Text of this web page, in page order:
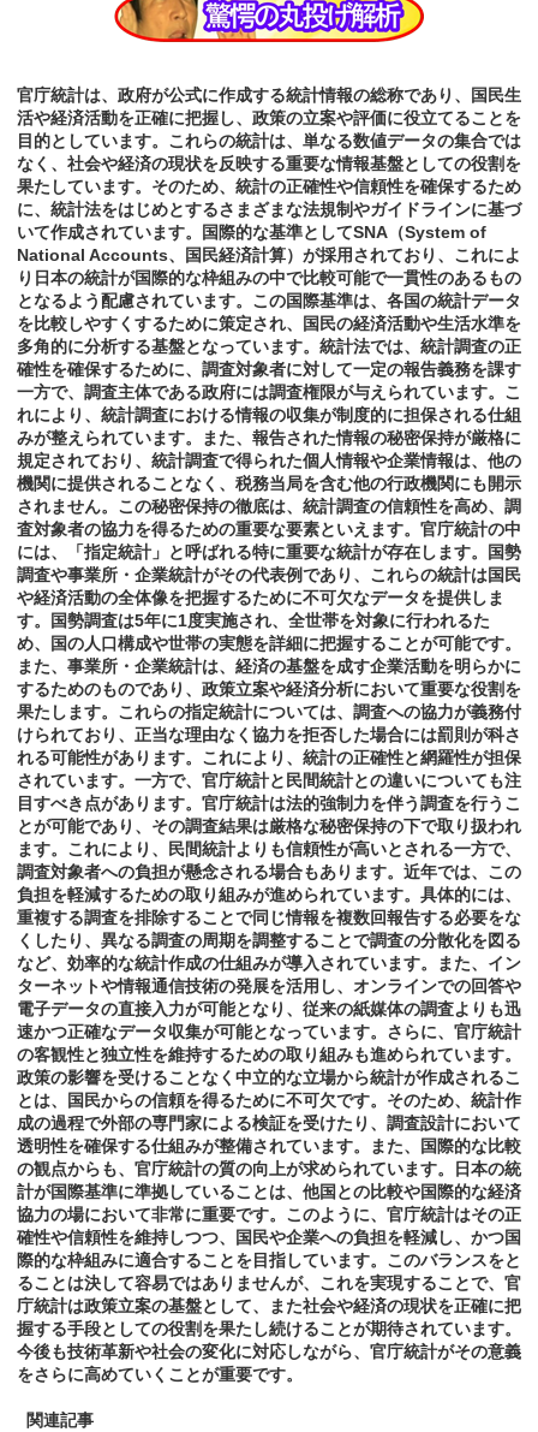
官庁統計は、政府が公式に作成する統計情報の総称であり、国民生
活や経済活動を正確に把握し、政策の立案や評価に役立てることを
目的としています。これらの統計は、単なる数値データの集合では
なく、社会や経済の現状を反映する重要な情報基盤としての役割を
果たしています。そのため、統計の正確性や信頼性を確保するため
に、統計法をはじめとするさまざまな法規制やガイドラインに基づ
いて作成されています。国際的な基準としてSNA（System of
National Accounts、国民経済計算）が採用されており、これによ
り日本の統計が国際的な枠組みの中で比較可能で一貫性のあるもの
となるよう配慮されています。この国際基準は、各国の統計データ
を比較しやすくするために策定され、国民の経済活動や生活水準を
多角的に分析する基盤となっています。統計法では、統計調査の正
確性を確保するために、調査対象者に対して一定の報告義務を課す
一方で、調査主体である政府には調査権限が与えられています。こ
れにより、統計調査における情報の収集が制度的に担保される仕組
みが整えられています。また、報告された情報の秘密保持が厳格に
規定されており、統計調査で得られた個人情報や企業情報は、他の
機関に提供されることなく、税務当局を含む他の行政機関にも開示
されません。この秘密保持の徹底は、統計調査の信頼性を高め、調
査対象者の協力を得るための重要な要素といえます。官庁統計の中
には、「指定統計」と呼ばれる特に重要な統計が存在します。国勢
調査や事業所・企業統計がその代表例であり、これらの統計は国民
や経済活動の全体像を把握するために不可欠なデータを提供しま
す。国勢調査は5年に1度実施され、全世帯を対象に行われるた
め、国の人口構成や世帯の実態を詳細に把握することが可能です。
また、事業所・企業統計は、経済の基盤を成す企業活動を明らかに
するためのものであり、政策立案や経済分析において重要な役割を
果たします。これらの指定統計については、調査への協力が義務付
けられており、正当な理由なく協力を拒否した場合には罰則が科さ
れる可能性があります。これにより、統計の正確性と網羅性が担保
されています。一方で、官庁統計と民間統計との違いについても注
目すべき点があります。官庁統計は法的強制力を伴う調査を行うこ
とが可能であり、その調査結果は厳格な秘密保持の下で取り扱われ
ます。これにより、民間統計よりも信頼性が高いとされる一方で、
調査対象者への負担が懸念される場合もあります。近年では、この
負担を軽減するための取り組みが進められています。具体的には、
重複する調査を排除することで同じ情報を複数回報告する必要をな
くしたり、異なる調査の周期を調整することで調査の分散化を図る
など、効率的な統計作成の仕組みが導入されています。また、イン
ターネットや情報通信技術の発展を活用し、オンラインでの回答や
電子データの直接入力が可能となり、従来の紙媒体の調査よりも迅
速かつ正確なデータ収集が可能となっています。さらに、官庁統計
の客観性と独立性を維持するための取り組みも進められています。
政策の影響を受けることなく中立的な立場から統計が作成されるこ
とは、国民からの信頼を得るために不可欠です。そのため、統計作
成の過程で外部の専門家による検証を受けたり、調査設計において
透明性を確保する仕組みが整備されています。また、国際的な比較
の観点からも、官庁統計の質の向上が求められています。日本の統
計が国際基準に準拠していることは、他国との比較や国際的な経済
協力の場において非常に重要です。このように、官庁統計はその正
確性や信頼性を維持しつつ、国民や企業への負担を軽減し、かつ国
際的な枠組みに適合することを目指しています。このバランスをと
ることは決して容易ではありませんが、これを実現することで、官
庁統計は政策立案の基盤として、また社会や経済の現状を正確に把
握する手段としての役割を果たし続けることが期待されています。
今後も技術革新や社会の変化に対応しながら、官庁統計がその意義
をさらに高めていくことが重要です。
関連記事